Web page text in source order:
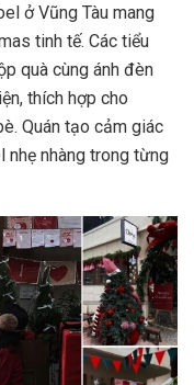
ở Vũng Tàu mang
tinh tế. Các tiểu
quà cùng ánh đèn
thích hợp cho
Quán tạo cảm giác
nhẹ nhàng trong từng